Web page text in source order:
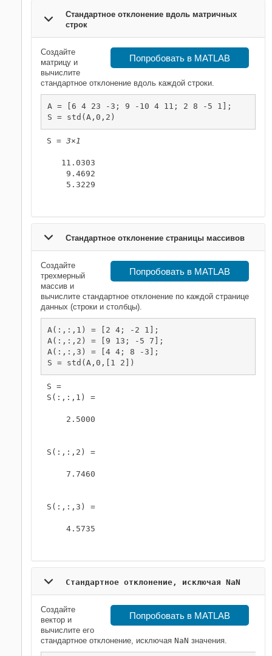
Стандартное отклонение вдоль матричных
строк
Попробовать в MATLAB
Создайте
матрицу и
вычислите
стандартное отклонение вдоль каждой строки.
A = [6 4 23 -3; 9 -10 4 11; 2 8 -5 1];
S = std(A,0,2)
S = 3×1
   11.0303
    9.4692
    5.3229
Стандартное отклонение страницы массивов
Попробовать в MATLAB
Создайте
трехмерный
массив и
вычислите стандартное отклонение по каждой странице
данных (строки и столбцы).
A(:,:,1) = [2 4; -2 1];
A(:,:,2) = [9 13; -5 7];
A(:,:,3) = [4 4; 8 -3];
S = std(A,0,[1 2])
S =
S(:,:,1) =
    2.5000
S(:,:,2) =
    7.7460
S(:,:,3) =
    4.5735
Стандартное отклонение, исключая NaN
Попробовать в MATLAB
Создайте
вектор и
вычислите его
стандартное отклонение, исключая NaN значения.